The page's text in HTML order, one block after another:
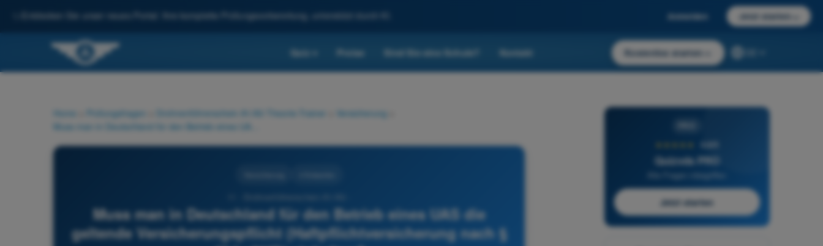
Entdecken Sie unser neues Portal: Ihre komplette Prüfungsvorbereitung, unterstützt durch KI. Anmelden Jetzt starten
Quiz Preise Sind Sie eine Schule? Kontakt Kostenlos starten
Home Prüfungsfragen Drohnenführerschein A1/A3 Theorie-Trainer Versicherung
Muss man in Deutschland für den Betrieb eines UAS die
geltende Versicherungspflicht (Haftpflichtversicherung nach §
4,6/5
Quizvds PRO
Alle Fragen inbegriffen
Jetzt starten